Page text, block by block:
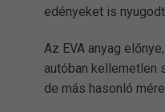
edényeket is
Az EVA anyag
autóban kellemetlen
de más hasonló